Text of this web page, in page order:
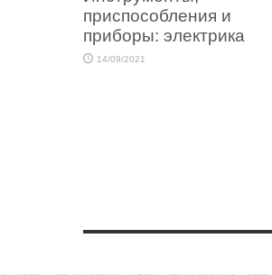
приспособления и
приборы: электрика
14/09/2021